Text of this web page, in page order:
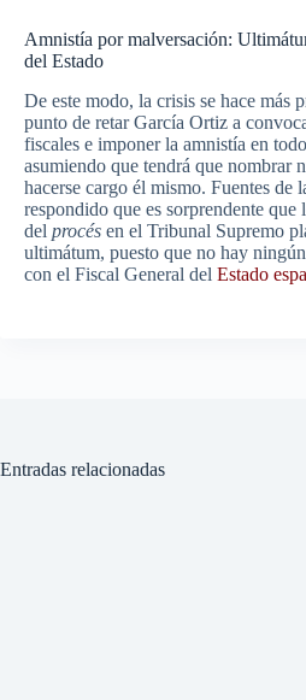
Amnistía por malversación:
del Estado
De este modo, la crisis se hace más
punto de retar García Ortiz a
fiscales e imponer la amnistía en
asumiendo que tendrá que nombrar
hacerse cargo él mismo. Fuentes de
respondido que es sorprendente que
del procés en el Tribunal Supremo
ultimátum, puesto que no hay
con el Fiscal General del Estado
Entradas relacionadas